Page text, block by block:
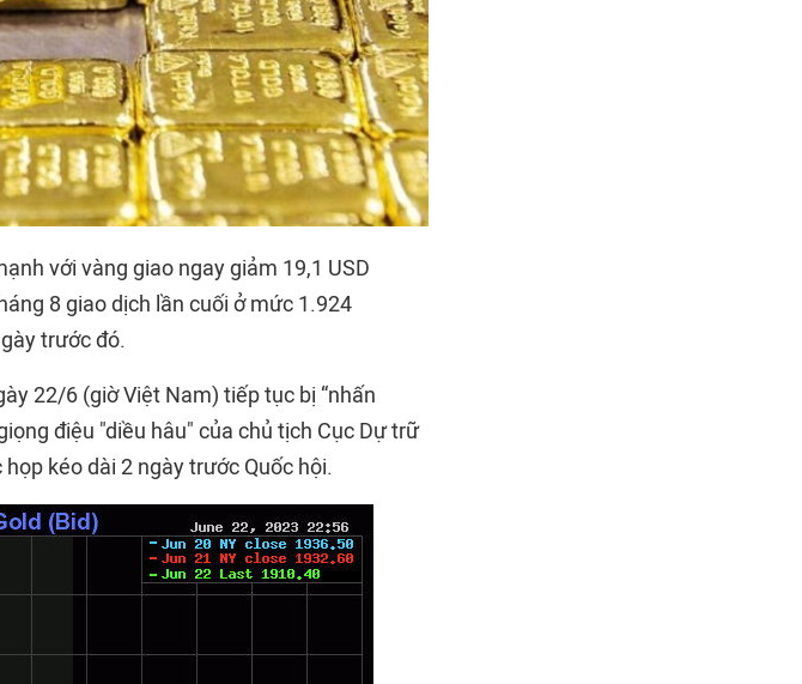
với vàng giao ngay giảm 19,1 USD
8 giao dịch lần cuối ở mức 1.924
trước đó.
22/6 (giờ Việt Nam) tiếp tục bị “nhấn
điệu "diều hâu" của chủ tịch Cục Dự trữ
kéo dài 2 ngày trước Quốc hội.